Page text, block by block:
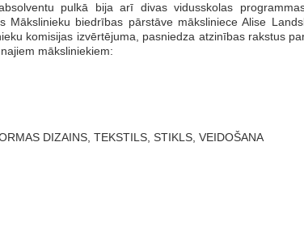
pulkā bija arī divas vidusskolas
Mākslinieku biedrības pārstāve māksliniece Alise
komisijas izvērtējuma, pasniedza atzinības rakstus
māksliniekiem:
DIZAINS, TEKSTILS, STIKLS, VEIDOŠANA